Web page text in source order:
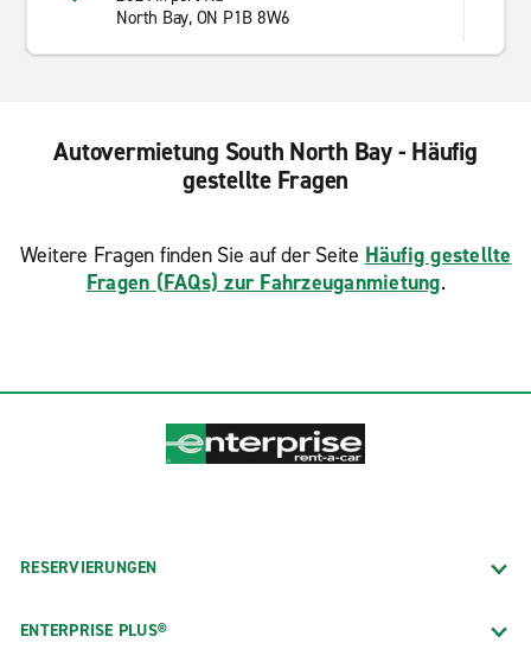
North Bay, ON P1B 8W6
Autovermietung South North Bay - Häufig
gestellte Fragen
Weitere Fragen finden Sie auf der Seite Häufig gestellte
Fragen (FAQs) zur Fahrzeuganmietung.
RESERVIERUNGEN
ENTERPRISE PLUS®